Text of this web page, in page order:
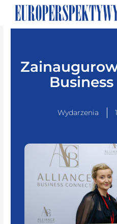
Wydarzenia